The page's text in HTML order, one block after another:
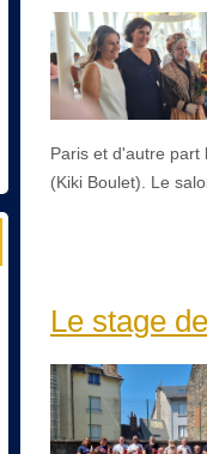
Paris et d'autre part
(Kiki Boulet). Le
Le stage